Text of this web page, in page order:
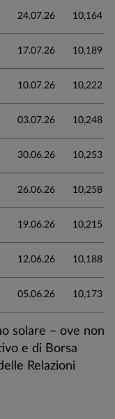
24.07.26 10,164
17.07.26 10,189
10.07.26 10,222
03.07.26 10,248
30.06.26 10,253
26.06.26 10,258
19.06.26 10,215
12.06.26 10,188
05.06.26 10,173
solare – ove non
e di Borsa
Relazioni